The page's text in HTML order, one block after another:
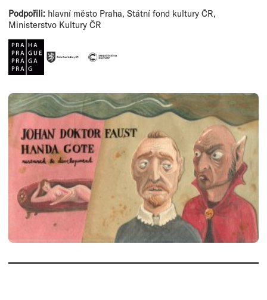
Podpořili: hlavní město Praha, Státní fond kultury ČR,
Ministerstvo Kultury ČR